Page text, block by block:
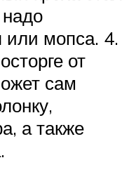
или мопса. 4.
от
сам
а также